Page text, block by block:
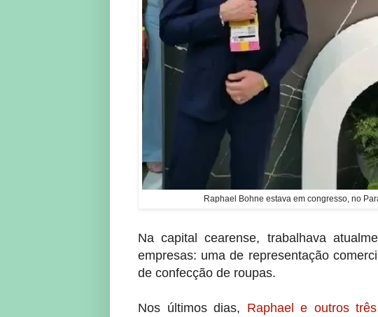
Raphael Bohne estava em congresso, no
Na capital cearense, trabalhava
empresas: uma de representação
de confecção de roupas.
Nos últimos dias, Raphael e outros